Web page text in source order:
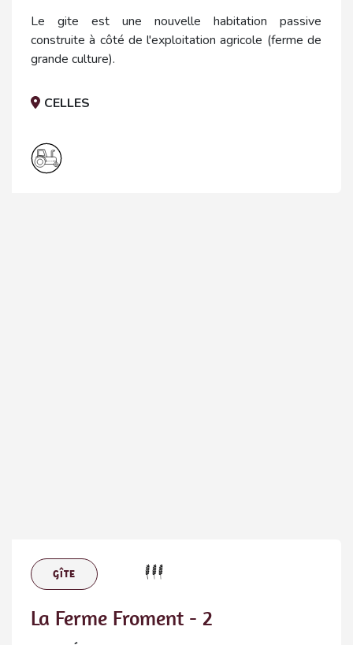
Le gite est une nouvelle habitation passive
construite à côté de l'exploitation agricole (ferme de
grande culture).
CELLES
GÎTE
La Ferme Froment - 2